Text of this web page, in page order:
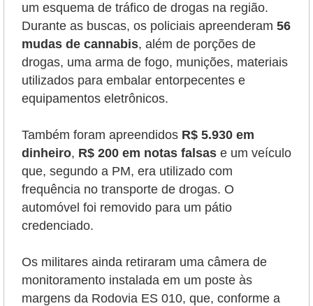
um esquema de tráfico de drogas na região.
Durante as buscas, os policiais apreenderam 56
mudas de cannabis, além de porções de
drogas, uma arma de fogo, munições, materiais
utilizados para embalar entorpecentes e
equipamentos eletrônicos.
Também foram apreendidos R$ 5.930 em
dinheiro, R$ 200 em notas falsas e um veículo
que, segundo a PM, era utilizado com
frequência no transporte de drogas. O
automóvel foi removido para um pátio
credenciado.
Os militares ainda retiraram uma câmera de
monitoramento instalada em um poste às
margens da Rodovia ES 010, que, conforme a